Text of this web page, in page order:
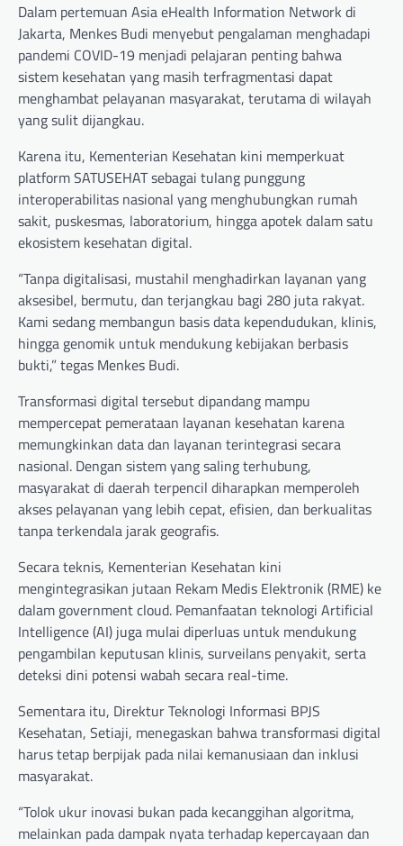
Dalam pertemuan Asia eHealth Information Network di
Jakarta, Menkes Budi menyebut pengalaman menghadapi
pandemi COVID-19 menjadi pelajaran penting bahwa
sistem kesehatan yang masih terfragmentasi dapat
menghambat pelayanan masyarakat, terutama di wilayah
yang sulit dijangkau.
Karena itu, Kementerian Kesehatan kini memperkuat
platform SATUSEHAT sebagai tulang punggung
interoperabilitas nasional yang menghubungkan rumah
sakit, puskesmas, laboratorium, hingga apotek dalam satu
ekosistem kesehatan digital.
“Tanpa digitalisasi, mustahil menghadirkan layanan yang
aksesibel, bermutu, dan terjangkau bagi 280 juta rakyat.
Kami sedang membangun basis data kependudukan, klinis,
hingga genomik untuk mendukung kebijakan berbasis
bukti,” tegas Menkes Budi.
Transformasi digital tersebut dipandang mampu
mempercepat pemerataan layanan kesehatan karena
memungkinkan data dan layanan terintegrasi secara
nasional. Dengan sistem yang saling terhubung,
masyarakat di daerah terpencil diharapkan memperoleh
akses pelayanan yang lebih cepat, efisien, dan berkualitas
tanpa terkendala jarak geografis.
Secara teknis, Kementerian Kesehatan kini
mengintegrasikan jutaan Rekam Medis Elektronik (RME) ke
dalam government cloud. Pemanfaatan teknologi Artificial
Intelligence (AI) juga mulai diperluas untuk mendukung
pengambilan keputusan klinis, surveilans penyakit, serta
deteksi dini potensi wabah secara real-time.
Sementara itu, Direktur Teknologi Informasi BPJS
Kesehatan, Setiaji, menegaskan bahwa transformasi digital
harus tetap berpijak pada nilai kemanusiaan dan inklusi
masyarakat.
“Tolok ukur inovasi bukan pada kecanggihan algoritma,
melainkan pada dampak nyata terhadap kepercayaan dan